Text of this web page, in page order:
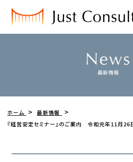
ホーム
最新情報
『経営安定セミナー』のご案内 令和元年11月26